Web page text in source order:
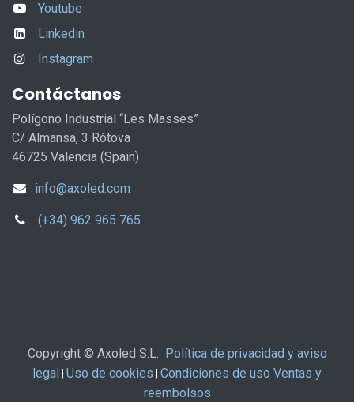
Youtube
Linkedin
Instagram
Contáctanos
Polígono Industrial “Les Masses”
C/ Almansa, 3 Ròtova
46725 Valencia (Spain)
info@axoled.com
(+34) 962 965 765
Copyright © Axoled S.L.
Política de privacidad y aviso
legal Uso de cookies Condiciones de uso Ventas y
reembolsos